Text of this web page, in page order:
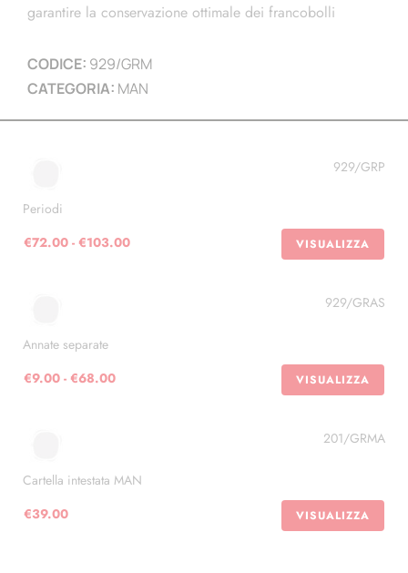
garantire la conservazione ottimale dei francobolli
CODICE: 929/GRM
CATEGORIA: MAN
VISUALIZZA
Periodi
929/GRP
€72.00 - €103.00Fascia
VISUALIZZA
Annate separate
929/GRAS
€9.00 - €68.00Fascia
a
VISUALIZZA
Cartella intestata MAN
201/GRMA
€39.00